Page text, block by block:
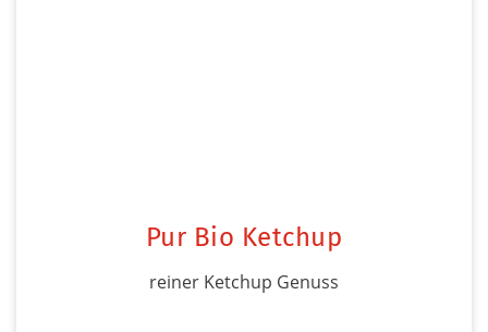
Pur Bio Ketchup
reiner Ketchup Genuss